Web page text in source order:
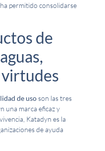
ha permitido consolidarse
de
de usoson las tres
una marca eficaz y
Katadyn es la
de ayuda